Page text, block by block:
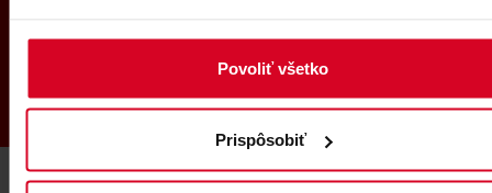
Povoliť všetko
Prispôsobiť
Infolinka
8:00 - 18:00
0850 122 155
+421 220 510 448